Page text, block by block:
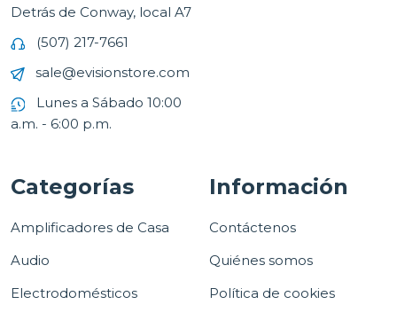
Detrás de Conway, local A7
(507) 217-7661
sale@evisionstore.com
Lunes a Sábado 10:00
a.m. - 6:00 p.m.
Categorías
Amplificadores de Casa
Audio
Electrodomésticos
Información
Contáctenos
Quiénes somos
Política de cookies